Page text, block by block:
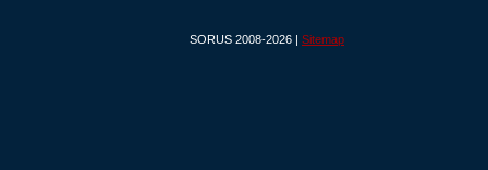
SORUS 2008-2026 | Sitemap